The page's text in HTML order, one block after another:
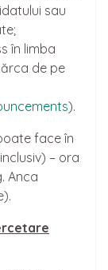
sau
în limba
de pe
).
face în
– ora
Anca